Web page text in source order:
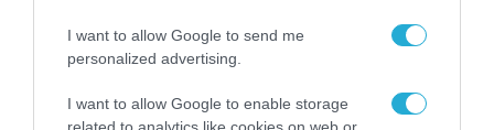
I want to allow Google to send me
personalized advertising.
I want to allow Google to enable storage
related to analytics like cookies on web or